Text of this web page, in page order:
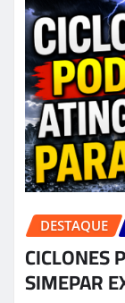
DESTAQUE
CICLONES
SIMEPAR